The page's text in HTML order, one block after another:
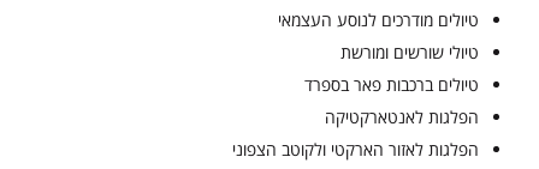
טיולים מודרכים לנוסע העצמאי
טיולי שורשים ומורשת
טיולים ברכבות פאר בספרד
הפלגות לאנטארקטיקה
הפלגות לאזור הארקטי ולקוטב הצפוני